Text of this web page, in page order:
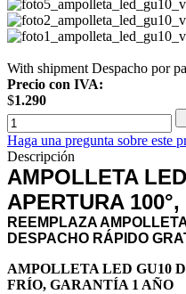
With shipment Despacho por
Precio con IVA:
$1.290
Haga una pregunta sobre este
Descripción
AMPOLLETA
APERTURA
REEMPLAZA
DESPACHO RÁPIDO
AMPOLLETA LED GU10
FRÍO, GARANTÍA 1 AÑO